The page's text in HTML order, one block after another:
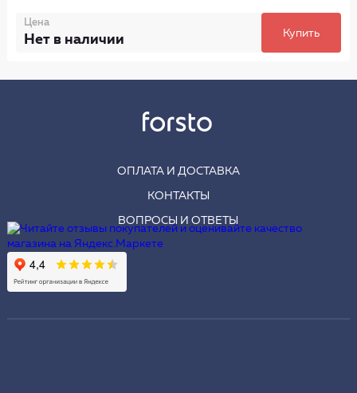
Цена
Нет в наличии Купить
ОПЛАТА И ДОСТАВКА
КОНТАКТЫ
ВОПРОСЫ И ОТВЕТЫ